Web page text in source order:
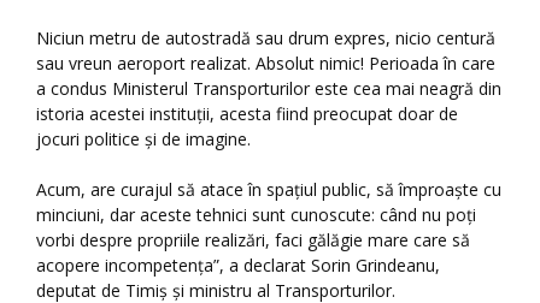
Niciun metru de autostradă sau drum expres, nicio centură
sau vreun aeroport realizat. Absolut nimic! Perioada în care
a condus Ministerul Transporturilor este cea mai neagră din
istoria acestei instituții, acesta fiind preocupat doar de
jocuri politice și de imagine.
Acum, are curajul să atace în spațiul public, să împroaște cu
minciuni, dar aceste tehnici sunt cunoscute: când nu poți
vorbi despre propriile realizări, faci gălăgie mare care să
acopere incompetența”, a declarat Sorin Grindeanu,
deputat de Timiș și ministru al Transporturilor.